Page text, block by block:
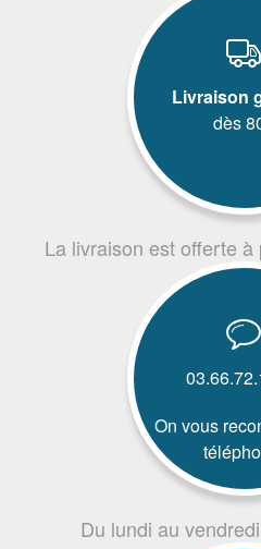
Livraison
dès
La livraison est offerte
On vous
Du lundi au